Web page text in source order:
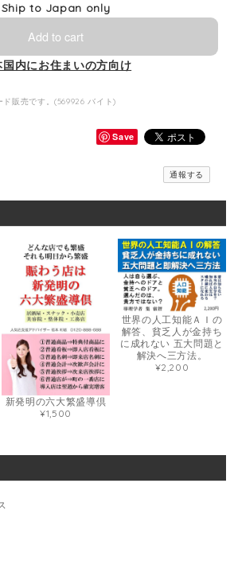
Ship to Japan only
Add to cart
国内にお住まいの方向け
販売です。(569926 バイト)
Save
通報する
新発明の六大繁盛導倶
¥1,500
世界の人工知能ＡＩの
解答、貧乏人が金持ち
に成れない 五大問題と
解決へ三方法。
¥2,200